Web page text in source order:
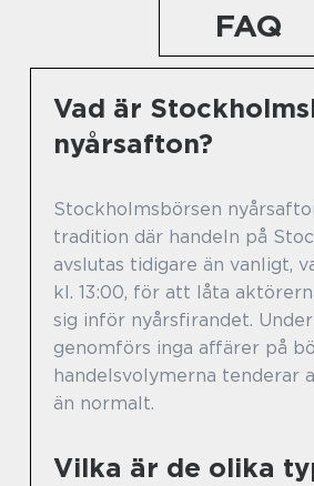
FAQ
Vad är
nyårsafton?
Stockholmsbörsen
tradition där handeln på
avslutas tidigare än vanligt,
kl. 13:00, för att låta
sig inför nyårsfirandet.
genomförs inga affärer på
handelsvolymerna tenderar
än normalt.
Vilka är de olika